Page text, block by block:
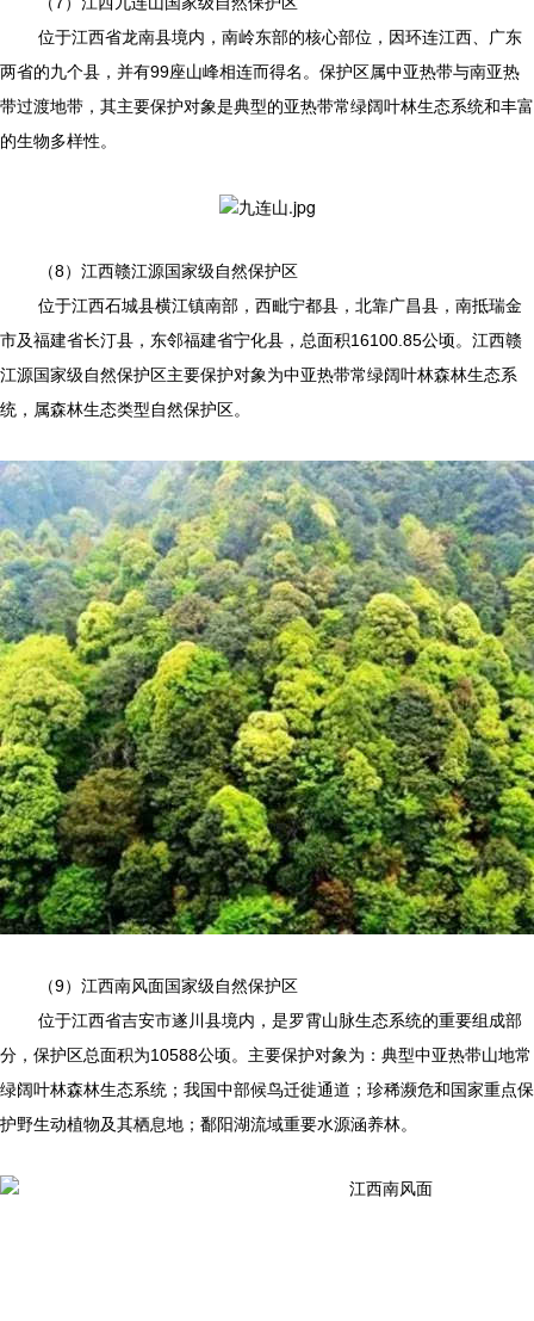
位于江西省龙南县境内，南岭东部的核心部位，因环连江西、广东
两省的九个县，并有99座山峰相连而得名。保护区属中亚热带与南亚热
带过渡地带，其主要保护对象是典型的亚热带常绿阔叶林生态系统和丰富
的生物多样性。
（8）江西赣江源国家级自然保护区
位于江西石城县横江镇南部，西毗宁都县，北靠广昌县，南抵瑞金
市及福建省长汀县，东邻福建省宁化县，总面积16100.85公顷。江西赣
江源国家级自然保护区主要保护对象为中亚热带常绿阔叶林森林生态系
统，属森林生态类型自然保护区。
（9）江西南风面国家级自然保护区
位于江西省吉安市遂川县境内，是罗霄山脉生态系统的重要组成部
分，保护区总面积为10588公顷。主要保护对象为：典型中亚热带山地常
绿阔叶林森林生态系统；我国中部候鸟迁徙通道；珍稀濒危和国家重点保
护野生动植物及其栖息地；鄱阳湖流域重要水源涵养林。